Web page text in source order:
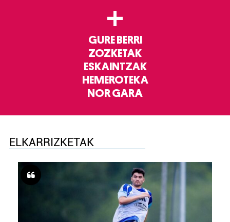
+
GURE BERRI
ZOZKETAK
ESKAINTZAK
HEMEROTEKA
NOR GARA
ELKARRIZKETAK